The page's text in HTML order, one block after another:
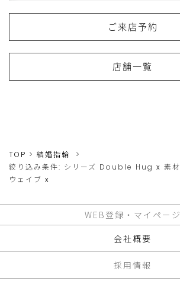
ご来店予約
店舗一覧
TOP
結婚指輪
絞り込み条件: シリーズ Double Hug x 素材
ウェイブ x
WEB登録・マイページ
会社概要
採用情報